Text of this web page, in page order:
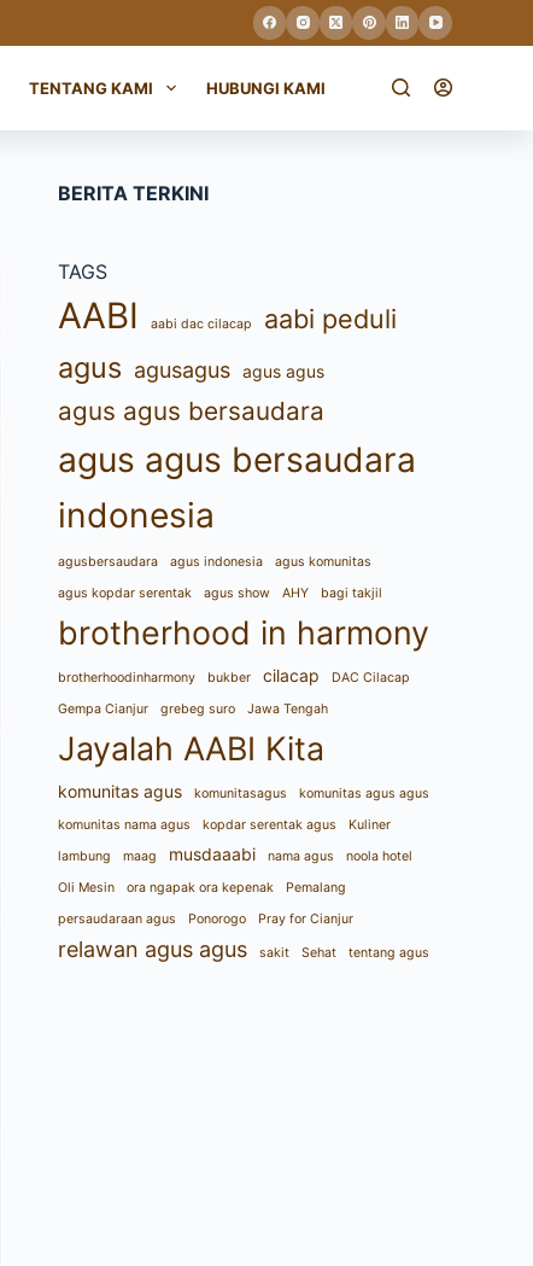
TENTANG KAMI HUBUNGI KAMI
BERITA TERKINI
TAGS
AABI aabi dac cilacap aabi peduli
agus agusagus agus agus
agus agus bersaudara
agus agus bersaudara
indonesia
agusbersaudara agus indonesia
agus komunitas
agus kopdar serentak
agus show AHY bagi takjil
brotherhood in harmony
brotherhoodinharmony bukber cilacap
DAC Cilacap
Gempa Cianjur
grebeg suro Jawa Tengah
Jayalah AABI Kita
komunitas agus komunitasagus
komunitas agus agus
komunitas nama agus
kopdar serentak agus
Kuliner
lambung
maag musdaaabi nama agus
noola hotel
Oli Mesin
ora ngapak ora kepenak
Pemalang
persaudaraan agus
Ponorogo Pray for Cianjur
relawan agus agus sakit Sehat tentang agus